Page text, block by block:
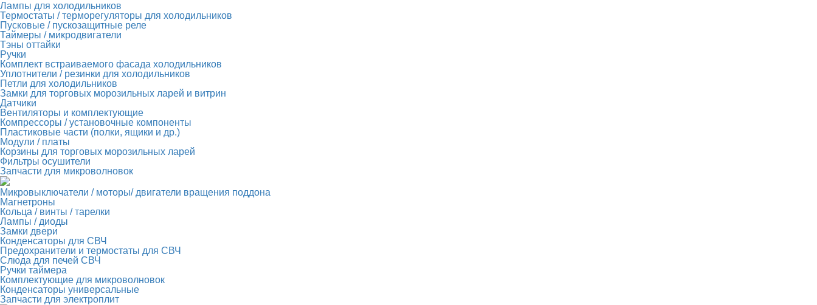
Лампы для холодильников
Термостаты / терморегуляторы для холодильников
Пусковые / пускозащитные реле
Таймеры / микродвигатели
Тэны оттайки
Ручки
Комплект встраиваемого фасада холодильников
Уплотнители / резинки для холодильников
Петли для холодильников
Замки для торговых морозильных ларей и витрин
Датчики
Вентиляторы и комплектующие
Компрессоры / установочные компоненты
Пластиковые части (полки, ящики и др.)
Модули / платы
Корзины для торговых морозильных ларей
Фильтры осушители
Запчасти для микроволновок
Микровыключатели / моторы/ двигатели вращения поддона
Магнетроны
Кольца / винты / тарелки
Лампы / диоды
Замки двери
Конденсаторы для СВЧ
Предохранители и термостаты для СВЧ
Слюда для печей СВЧ
Ручки таймера
Комплектующие для микроволновок
Конденсаторы универсальные
Запчасти для электроплит